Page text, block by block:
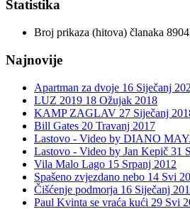
Statistika
Broj prikaza (hitova) članaka
Najnovije
Apartman za dvoje 16 Siječanj
LUZ 2019 18 Ožujak 2018
KAMP ZAGLAV 27 Siječanj
Bill Gates 20 Travanj 2017
Lastovo - Video by DIANO
Lastovo - Video by Jan Kepič 31
Vila Malo Lago 15 Srpanj 2012
Spašeno zvjezdano nebo 14 Svi
Čišćenje podmorja 16 Siječanj
Paul Kvinta se vraća kući 29 Svi